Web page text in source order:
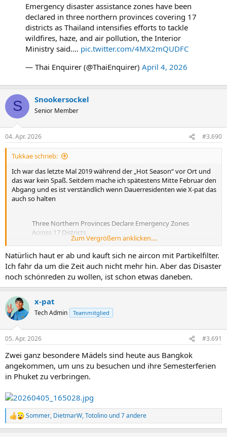
Emergency disaster assistance zones have been
declared in three northern provinces covering 17
districts as Thailand intensifies efforts to tackle
wildfires, haze, and air pollution, the Interior
Ministry said.… pic.twitter.com/4MX2mQUDFC
— Thai Enquirer (@ThaiEnquirer) April 4, 2026
S Snookersockel
Senior Member
04. Apr. 2026 #3.690
Tukkae schrieb:
Ich war das letzte Mal 2019 während der „Hot Season“ vor Ort und
das war kein Spaß. Seitdem mache ich spätestens Mitte Februar den
Abgang und es ist verständlich wenn Dauerresidenten wie X-pat das
auch so halten
Three Northern Provinces Declare Emergency Zones
Across 17 Districts
Emergency disaster assistance zones have been
declared in three northern provinces covering 17
districts as Thailand intensifies efforts to tackle
wildfires, haze, and air pollution, the Interior Ministry
said.…pic.twitter.com/4MX2mQUDFC
— Thai Enquirer (@ThaiEnquirer)
Zum Vergrößern anklicken....
Natürlich haut er ab und kauft sich ne aircon mit Partikelfilter.
Ich fahr da um die Zeit auch nicht mehr hin. Aber das Disaster
noch schönreden zu wollen, ist schon etwas daneben.
x-pat
Tech Admin Teammitglied
05. Apr. 2026 #3.691
Zwei ganz besondere Mädels sind heute aus Bangkok
angekommen, um uns zu besuchen und ihre Semesterferien
in Phuket zu verbringen.
R
e
Sommer, DietmarW,Totolino und 7 andere